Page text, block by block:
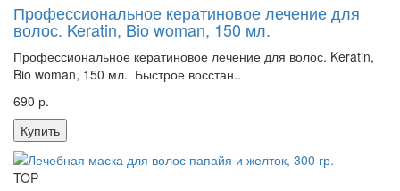
Профессиональное кератиновое лечение для
волос. Keratin, Bio woman, 150 мл.
Профессиональное кератиновое лечение для волос. Keratin,
Bio woman, 150 мл. Быстрое восстан..
690 р.
Купить
TOP